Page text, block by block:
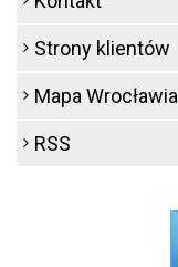
Strony klientów
Mapa Wrocławia
RSS